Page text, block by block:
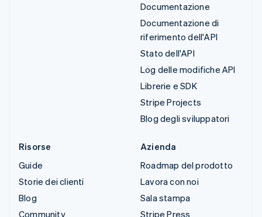
Documentazione
Documentazione di
riferimento dell'API
Stato dell'API
Log delle modifiche API
Librerie e SDK
Stripe Projects
Blog degli sviluppatori
Risorse
Guide
Storie dei clienti
Blog
Community
Azienda
Roadmap del prodotto
Lavora con noi
Sala stampa
Stripe Press